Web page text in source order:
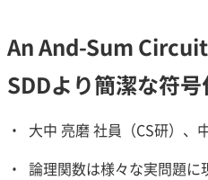
An And-Sum
SDDより簡潔な符
・
大中 亮磨 社員（CS研）、
・ 論理関数は様々な実問題